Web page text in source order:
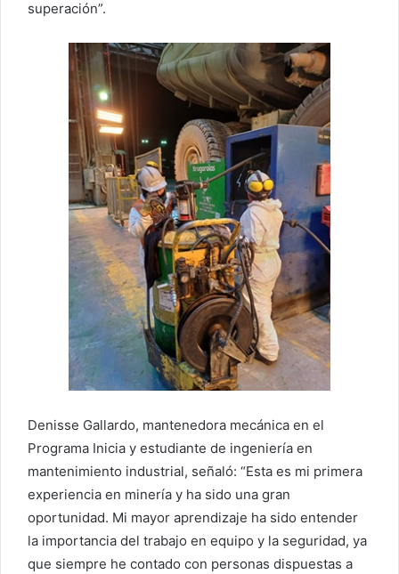
superación”.
Denisse Gallardo, mantenedora mecánica en el
Programa Inicia y estudiante de ingeniería en
mantenimiento industrial, señaló: “Esta es mi primera
experiencia en minería y ha sido una gran
oportunidad. Mi mayor aprendizaje ha sido entender
la importancia del trabajo en equipo y la seguridad, ya
que siempre he contado con personas dispuestas a